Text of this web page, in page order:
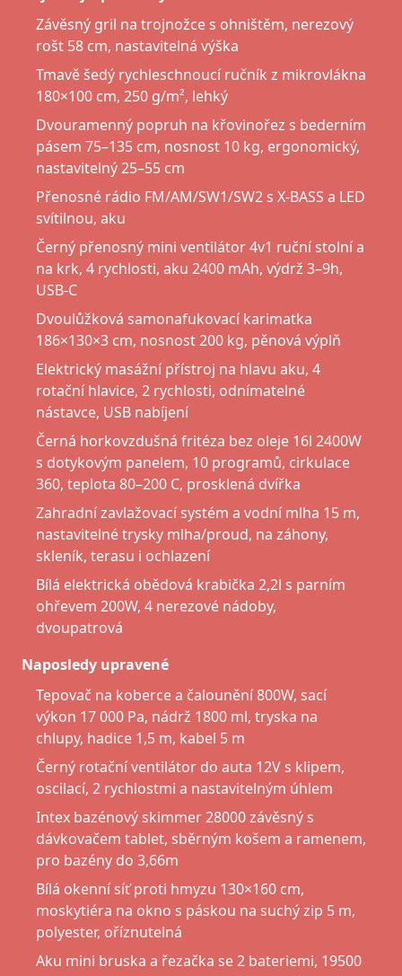
Závěsný gril na trojnožce s ohništěm, nerezový
rošt 58 cm, nastavitelná výška
Tmavě šedý rychleschnoucí ručník z mikrovlákna
180×100 cm, 250 g/m², lehký
Dvouramenný popruh na křovinořez s bederním
pásem 75–135 cm, nosnost 10 kg, ergonomický,
nastavitelný 25–55 cm
Přenosné rádio FM/AM/SW1/SW2 s X-BASS a LED
svítilnou, aku
Černý přenosný mini ventilátor 4v1 ruční stolní a
na krk, 4 rychlosti, aku 2400 mAh, výdrž 3–9h,
USB-C
Dvoulůžková samonafukovací karimatka
186×130×3 cm, nosnost 200 kg, pěnová výplň
Elektrický masážní přístroj na hlavu aku, 4
rotační hlavice, 2 rychlosti, odnímatelné
nástavce, USB nabíjení
Černá horkovzdušná fritéza bez oleje 16l 2400W
s dotykovým panelem, 10 programů, cirkulace
360, teplota 80–200 C, prosklená dvířka
Zahradní zavlažovací systém a vodní mlha 15 m,
nastavitelné trysky mlha/proud, na záhony,
skleník, terasu i ochlazení
Bílá elektrická obědová krabička 2,2l s parním
ohřevem 200W, 4 nerezové nádoby,
dvoupatrová
Naposledy upravené
Tepovač na koberce a čalounění 800W, sací
výkon 17 000 Pa, nádrž 1800 ml, tryska na
chlupy, hadice 1,5 m, kabel 5 m
Černý rotační ventilátor do auta 12V s klipem,
oscilací, 2 rychlostmi a nastavitelným úhlem
Intex bazénový skimmer 28000 závěsný s
dávkovačem tablet, sběrným košem a ramenem,
pro bazény do 3,66m
Bílá okenní síť proti hmyzu 130×160 cm,
moskytiéra na okno s páskou na suchý zip 5 m,
polyester, oříznutelná
Aku mini bruska a řezačka se 2 bateriemi, 19500